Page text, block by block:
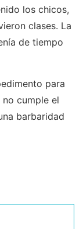
los chicos,
clases. La
de tiempo
para
cumple el
barbaridad